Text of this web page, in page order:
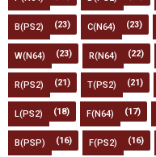
B(PS2) (23) C(N64) (23)
W(N64) (23) R(N64) (22)
R(PS2) (21) T(PS2) (21)
L(PS2) (18) F(N64) (17)
B(PSP) (16) F(PS2) (16)